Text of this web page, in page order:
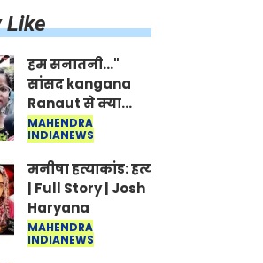
Like
हम सनातनी..."
सांसद kangana
Ranaut से क्या
बोली लड़की? Viral
Jantar-Mantar |
CJP protest
MAHENDRA
INDIANEWS
मनीषा हत्याकांड: हत्या, आत्महत्या या
| Full Story | Josh
Haryana
MAHENDRA
INDIANEWS